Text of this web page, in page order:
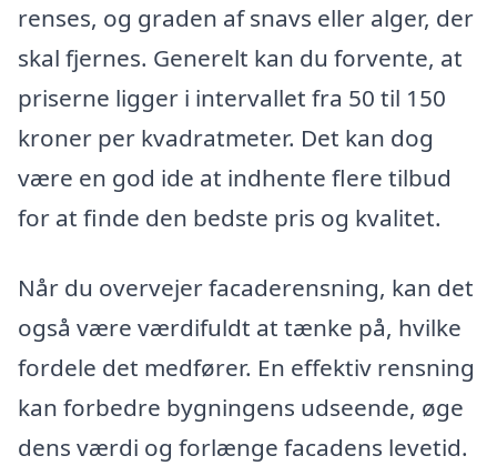
renses, og graden af snavs eller alger, der
skal fjernes. Generelt kan du forvente, at
priserne ligger i intervallet fra 50 til 150
kroner per kvadratmeter. Det kan dog
være en god ide at indhente flere tilbud
for at finde den bedste pris og kvalitet.
Når du overvejer facaderensning, kan det
også være værdifuldt at tænke på, hvilke
fordele det medfører. En effektiv rensning
kan forbedre bygningens udseende, øge
dens værdi og forlænge facadens levetid.